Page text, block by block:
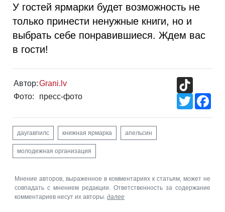
У гостей ярмарки будет возможность не
только принести ненужные книги, но и
выбрать себе понравившиеся. Ждем вас
в гости!
Автор:Grani.lv
Фото:
пресс-фото
Twitter
даугавпилс книжная ярмарка апельсин
молодежная организация
Мнение авторов, выраженное в комментариях к статьям, может не
совпадать с мнением редакции. Ответственность за содержание
комментариев несут их авторы. далее